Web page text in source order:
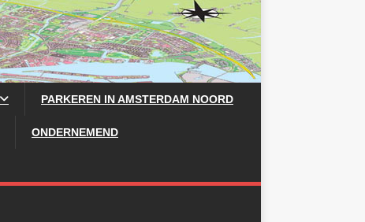
PARKEREN IN AMSTERDAM NOORD
ONDERNEMEND